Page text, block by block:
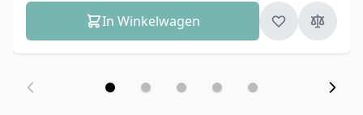
In Winkelwagen